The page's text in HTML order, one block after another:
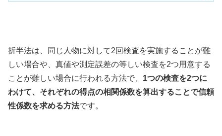
折半法は、同じ人物に対して2回検査を実施することが難
しい場合や、真値や測定誤差の等しい検査を2つ用意する
ことが難しい場合に行われる方法で、 1つの検査を2つに
わけて、それぞれの得点の相関係数を算出することで信頼
性係数を求める方法です。